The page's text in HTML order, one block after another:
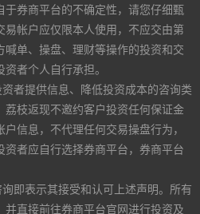
券商平台的不确定性，请您仔细甄
帐户应仅限本人使用，不应交由第
单、操盘、理财等操作的投资和交
者个人自行承担。
者提供信息、降低投资成本的咨询类
枝返现不邀约客户投资任何保证金
信息，不代理任何交易操盘行为，
者应自行选择券商平台，券商平台
即表示其接受和认可上述声明。所有
直接前往券商平台官网进行投资及